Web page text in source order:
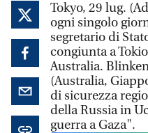
Tokyo, 29 lug.
ogni singolo
segretario di
congiunta a
Australia.
(Australia,
di sicurezza
della Russia in
guerra a Gaza".